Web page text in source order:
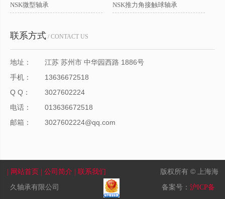
NSK微型轴承 NSK推力角接触球轴承
联系方式 / CONTACT US
地址：
江苏 苏州市 中华园西路 1886号
手机：
13636672518
Q Q：
3027602224
电话：
013636672518
邮箱：
3027602224@qq.com
| 网站首页 | 公司简介 | 联系我们
版权所有 © 上海海
久轴承有限公司
备案号： 沪ICP备